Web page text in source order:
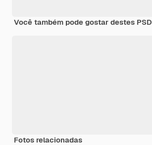
Você também pode gostar destes PSD
Fotos relacionadas